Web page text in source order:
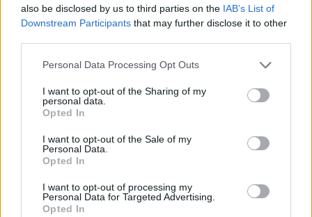
also be disclosed by us to third parties on the IAB’s List of
Downstream Participants that may further disclose it to other
Personal Data Processing Opt Outs
I want to opt-out of the Sharing of my
personal data.
Opted In
I want to opt-out of the Sale of my
Personal Data.
Opted In
I want to opt-out of processing my
Personal Data for Targeted Advertising.
Opted In
και μάθετε πρώτοιτα πιο hot νέα
Για ακόμη περισσότερανέα, μπείτε στηνροή
ειδήσεωντου E-Daily.gr
Ακολουθήστε το E-Radio.gr και στο Instagram